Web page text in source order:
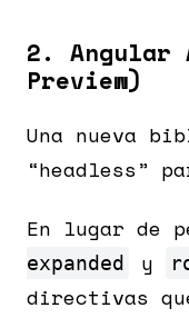
2. Angular
Preview)
Una nueva
“headless”
En lugar de
expanded
y
directivas